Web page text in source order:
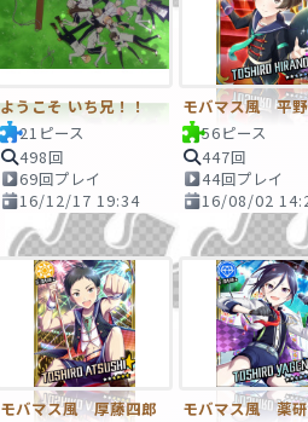
ようこそ いち兄！！
21ピース
498回
69回プレイ
16/12/17 19:34
モバマス風 平
56ピース
447回
44回プレイ
16/08/02
モバマス風 厚藤四郎
モバマス風 薬